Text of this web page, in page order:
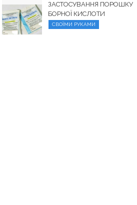
ЗАСТОСУВАННЯ ПОРОШКУ
БОРНОЇ КИСЛОТИ
СВОЇМИ РУКАМИ